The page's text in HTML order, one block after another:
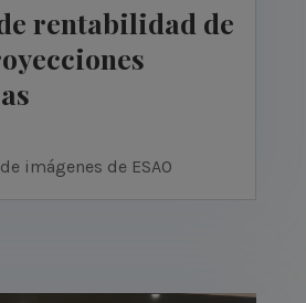
rentabilidad de
imágenes de ESAO